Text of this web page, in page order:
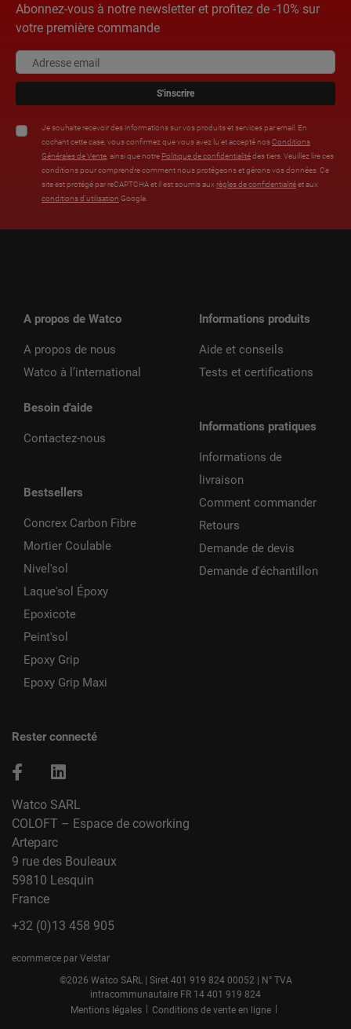
Abonnez-vous à notre newsletter et profitez de -10% sur
votre première commande
S'inscrire
Je souhaite recevoir des informations sur vos produits et services par email. En
cochant cette case, vous confirmez que vous avez lu et accepté nosConditions
Générales de Vente , ainsi que notre Politique de confidentialitédes tiers. Veuillez lire ces
conditions pour comprendre comment nous protégeons et gérons vos données. Ce
site est protégé par reCAPTCHA et il est soumis aux règles de confidentialitéet aux
conditions d’utilisation Google.
A propos de Watco
A propos de nous
Watco à l’international
Besoin d'aide
Contactez-nous
Bestsellers
Concrex Carbon Fibre
Mortier Coulable
Nivel'sol
Laque'sol Époxy
Epoxicote
Peint'sol
Epoxy Grip
Epoxy Grip Maxi
Informations produits
Aide et conseils
Tests et certifications
Informations pratiques
Informations de
livraison
Comment commander
Retours
Demande de devis
Demande d'échantillon
Rester connecté
Watco SARL
COLOFT – Espace de coworking
Arteparc
9 rue des Bouleaux
59810 Lesquin
France
+32 (0)13 458 905
ecommerce par Velstar
©2026 Watco SARL | Siret 401 919 824 00052 | N° TVA
intracommunautaire FR 14 401 919 824
Mentions légales | Conditions de vente en ligne |